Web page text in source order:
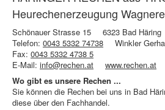
Heurechenerzeugung
Schönauer Strasse 15
6323 Bad Häring
Telefon: 0043 5332 74738 Winkler
Fax: 0043 5332 4738 5
E-Mail: info@rechen.at
www.rechen.at
Wo gibt es unsere Rechen ...
Sie können die Rechen bei uns in Bad
diese über den Fachhandel.